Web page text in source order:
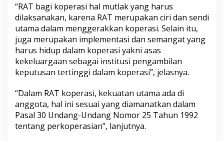
u
p
B
u
k
u
2
2
“RAT bagi koperasi hal mutlak yang harus
dilaksanakan, karena RAT merupakan ciri dan sendi
utama dalam menggerakkan koperasi. Selain itu,
juga merupakan implementasi dan semangat yang
harus hidup dalam koperasi yakni asas
kekeluargaan sebagai institusi pengambilan
keputusan tertinggi dalam koperasi”, jelasnya.
“Dalam RAT koperasi, kekuatan utama ada di
anggota, hal ini sesuai yang diamanatkan dalam
Pasal 30 Undang-Undang Nomor 25 Tahun 1992
tentang perkoperasian”, lanjutnya.